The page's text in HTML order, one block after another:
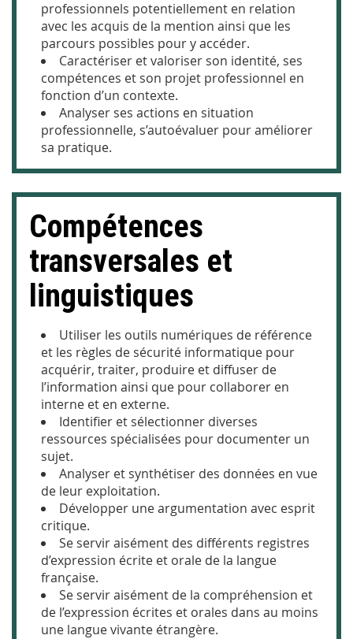
professionnels potentiellement en relation
avec les acquis de la mention ainsi que les
parcours possibles pour y accéder.
Caractériser et valoriser son identité, ses
compétences et son projet professionnel en
fonction d’un contexte.
Analyser ses actions en situation
professionnelle, s’autoévaluer pour améliorer
sa pratique.
Compétences
transversales et
linguistiques
Utiliser les outils numériques de référence
et les règles de sécurité informatique pour
acquérir, traiter, produire et diffuser de
l’information ainsi que pour collaborer en
interne et en externe.
Identifier et sélectionner diverses
ressources spécialisées pour documenter un
sujet.
Analyser et synthétiser des données en vue
de leur exploitation.
Développer une argumentation avec esprit
critique.
Se servir aisément des différents registres
d’expression écrite et orale de la langue
française.
Se servir aisément de la compréhension et
de l’expression écrites et orales dans au moins
une langue vivante étrangère.